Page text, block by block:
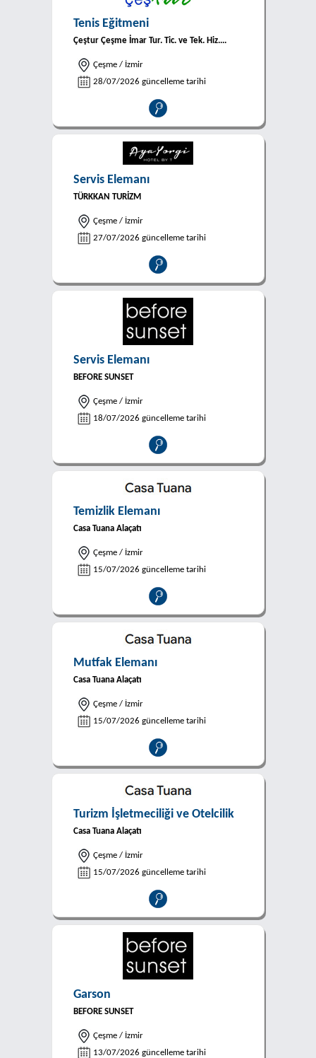
Tenis Eğitmeni
Çeştur Çeşme İmar Tur. Tic. ve Tek. Hiz....
Çeşme / İzmir
28/07/2026 güncelleme tarihi
Servis Elemanı
TÜRKKAN TURİZM
Çeşme / İzmir
27/07/2026 güncelleme tarihi
Servis Elemanı
BEFORE SUNSET
Çeşme / İzmir
18/07/2026 güncelleme tarihi
Temizlik Elemanı
Casa Tuana Alaçatı
Çeşme / İzmir
15/07/2026 güncelleme tarihi
Mutfak Elemanı
Casa Tuana Alaçatı
Çeşme / İzmir
15/07/2026 güncelleme tarihi
Turizm İşletmeciliği ve Otelcilik
Casa Tuana Alaçatı
Çeşme / İzmir
15/07/2026 güncelleme tarihi
Garson
BEFORE SUNSET
Çeşme / İzmir
13/07/2026 güncelleme tarihi